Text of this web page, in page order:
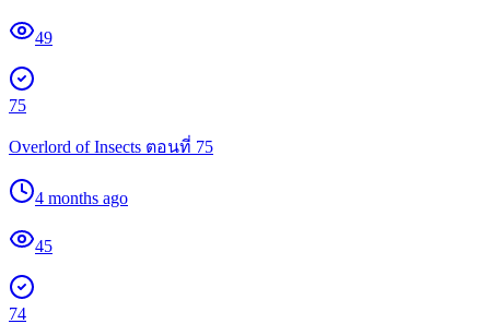
49
75
Overlord of Insects ตอนที่ 75
4 months ago
45
74